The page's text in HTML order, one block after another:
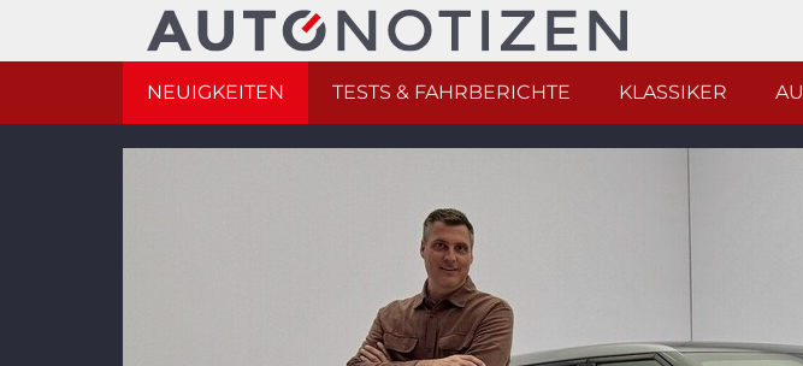
NEUIGKEITEN TESTS & FAHRBERICHTE KLASSIKER